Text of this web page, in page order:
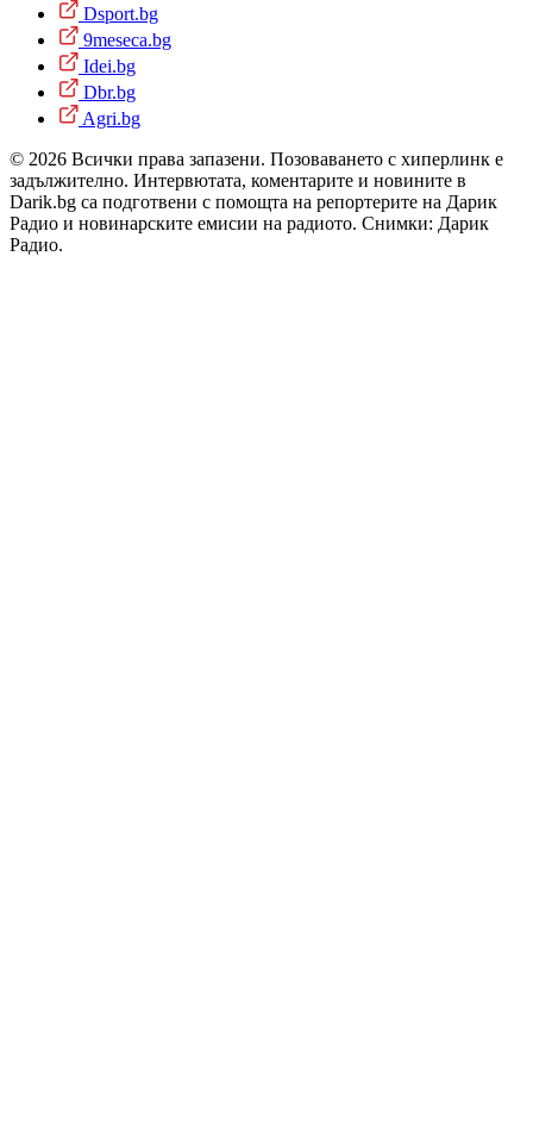
Dsport.bg
9meseca.bg
Idei.bg
Dbr.bg
Agri.bg
© 2026 Всички права запазени. Позоваването с хиперлинк е
задължително. Интервютата, коментарите и новините в
Darik.bg са подготвени с помощта на репортерите на Дарик
Радио и новинарските емисии на радиото. Снимки: Дарик
Радио.